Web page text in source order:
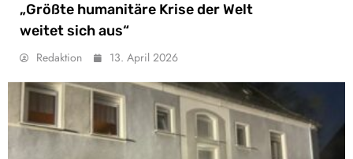
„Größte humanitäre Krise der Welt
weitet sich aus“
Redaktion 13. April 2026